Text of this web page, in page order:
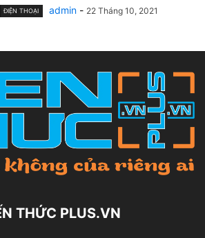
ĐIỆN THOẠI admin - 22 Tháng 10, 2021
THỨC PLUS.VN